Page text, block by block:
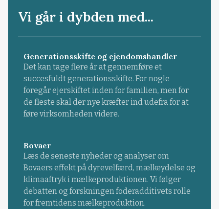
Vi går i dybden med...
Generationsskifte og ejendomshandler
Det kan tage flere år at gennemføre et
succesfuldt generationsskifte. For nogle
foregår ejerskiftet inden for familien, men for
de fleste skal der nye kræfter ind udefra for at
føre virksomheden videre.
Bovaer
Læs de seneste nyheder og analyser om
Bovaers effekt på dyrevelfærd, mælkeydelse og
klimaaftryk i mælkeproduktionen. Vi følger
debatten og forskningen foderadditivets rolle
for fremtidens mælkeproduktion.